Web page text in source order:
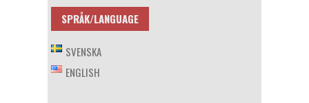
SPRÅK/LANGUAGE
SVENSKA
ENGLISH